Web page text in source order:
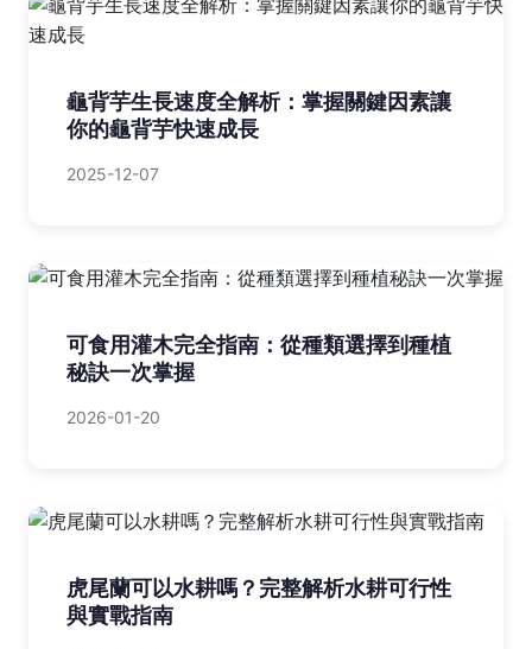
龜背芋生長速度全解析：掌握關鍵因素讓
你的龜背芋快速成長
2025-12-07
可食用灌木完全指南：從種類選擇到種植
秘訣一次掌握
2026-01-20
虎尾蘭可以水耕嗎？完整解析水耕可行性
與實戰指南